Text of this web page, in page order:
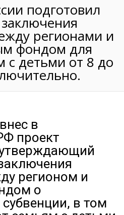
подготовил
регионами и
фондом для
с детьми от 8 до
в
проект
регионом и
о
в том